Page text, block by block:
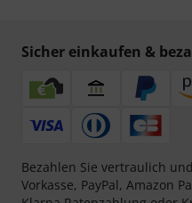
Sicher einkaufen &
Bezahlen Sie vertraulich
Vorkasse, PayPal, Amazon